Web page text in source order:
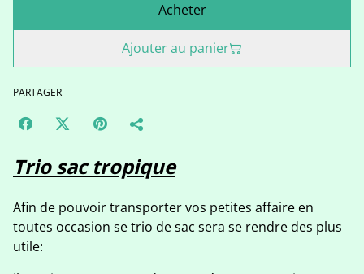
Acheter
Ajouter au panier
PARTAGER
Trio sac tropique
Afin de pouvoir transporter vos petites affaire en
toutes occasion se trio de sac sera se rendre des plus
utile: